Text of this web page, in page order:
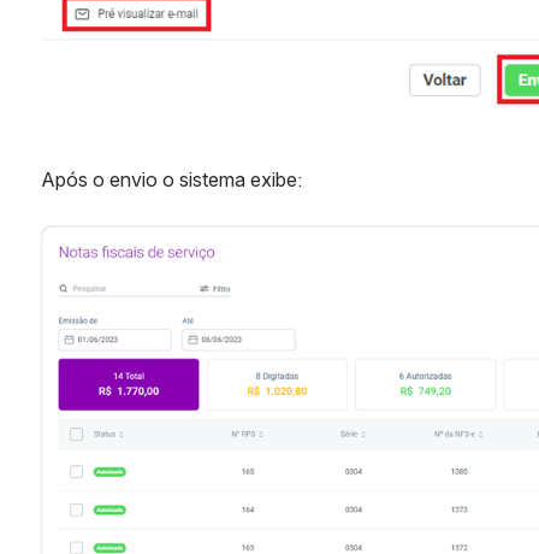
Após o envio o sistema exibe:
Abrir